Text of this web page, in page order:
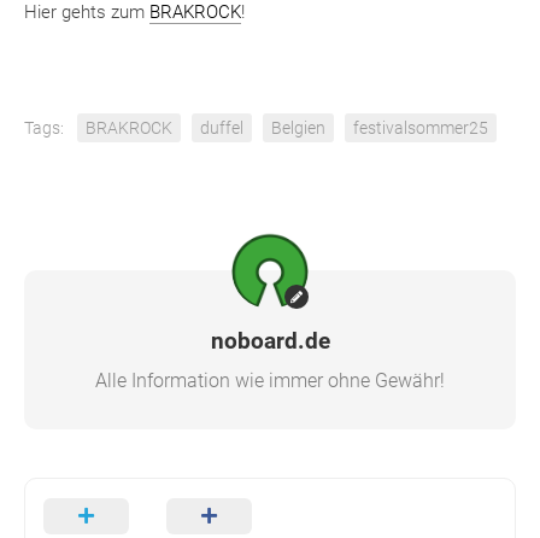
Hier gehts zum BRAKROCK!
Tags: BRAKROCK duffel Belgien festivalsommer25
noboard.de
Alle Information wie immer ohne Gewähr!